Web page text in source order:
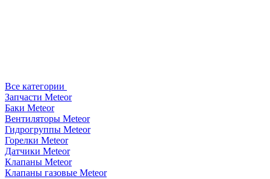
Все категории
Запчасти Meteor
Баки Meteor
Вентиляторы Meteor
Гидрогруппы Meteor
Горелки Meteor
Датчики Meteor
Клапаны Meteor
Клапаны газовые Meteor